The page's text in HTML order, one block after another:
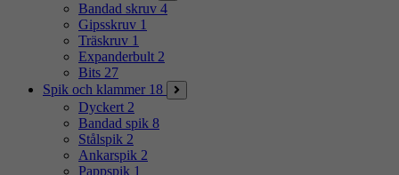
Bandad skruv 4
Gipsskruv 1
Träskruv 1
Expanderbult 2
Bits 27
Spik och klammer 18
Dyckert 2
Bandad spik 8
Stålspik 2
Ankarspik 2
Pappspik 1